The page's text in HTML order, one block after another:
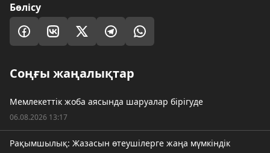
Бөлісу
Соңғы жаңалықтар
Мемлекеттік жоба аясында шаруалар бірігуде
06.08.2026 13:17
Рақымшылық: Жазасын өтеушілерге жаңа мүмкіндік